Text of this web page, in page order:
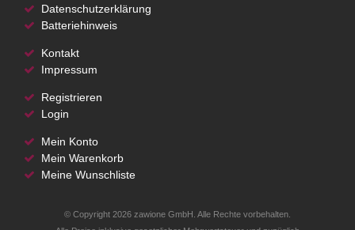
Datenschutzerklärung
Batteriehinweis
Kontakt
Impressum
Registrieren
Login
Mein Konto
Mein Warenkorb
Meine Wunschliste
© Copyright 2026 zawione GmbH. Alle Rechte vorbehalten.